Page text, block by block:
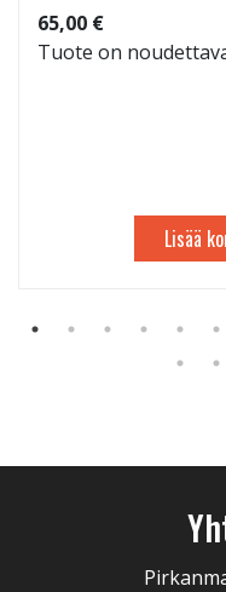
65,00 €
Tuote on
Lisää